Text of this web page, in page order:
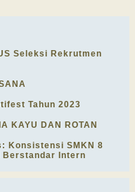
Seleksi Rekrutmen
Tahun 2023
KAYU DAN ROTAN
Konsistensi SMKN 8
Berstandar Intern